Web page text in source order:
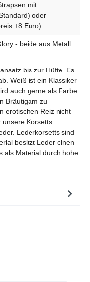
mit
oder
+8 Euro)
- beide aus Metall
bis zur Hüfte. Es
Weiß ist ein Klassiker
auch gerne als Farbe
Bräutigam zu
erotischen Reiz nicht
unsere Korsetts
Lederkorsetts sind
besitzt Leder einen
als Material durch hohe